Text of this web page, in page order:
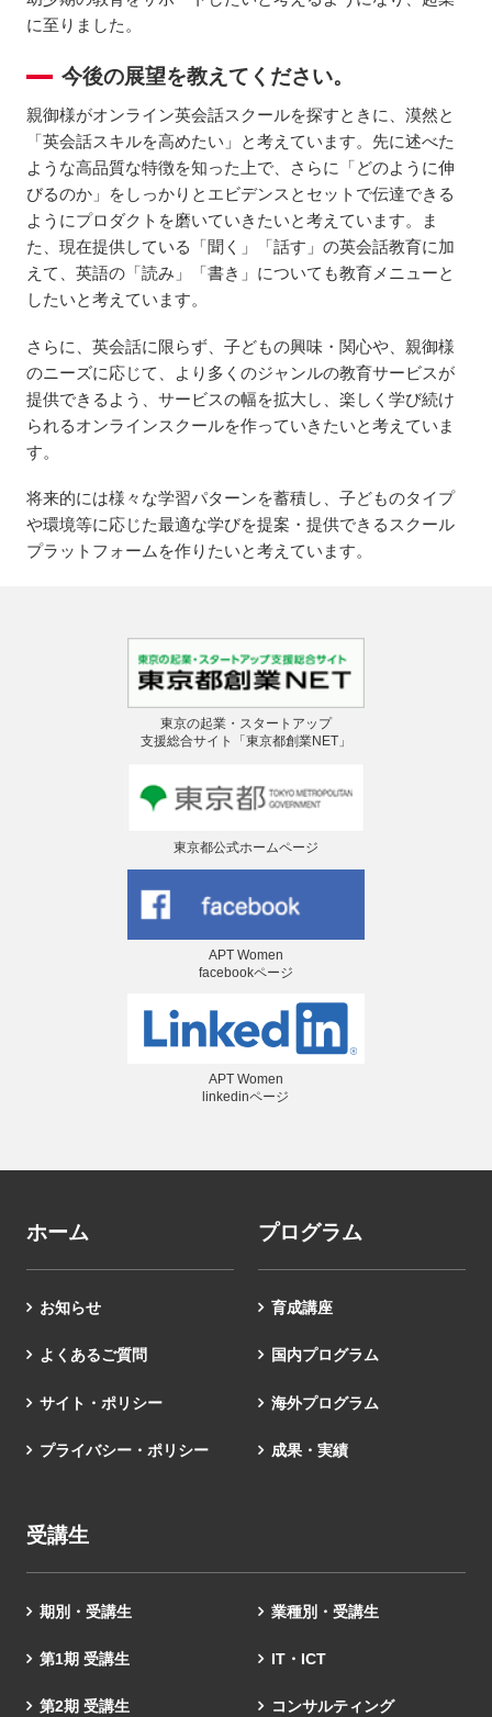
に至りました。
今後の展望を教えてください。
親御様がオンライン英会話スクールを探すときに、漠然と
「英会話スキルを高めたい」と考えています。先に述べた
ような高品質な特徴を知った上で、さらに「どのように伸
びるのか」をしっかりとエビデンスとセットで伝達できる
ようにプロダクトを磨いていきたいと考えています。ま
た、現在提供している「聞く」「話す」の英会話教育に加
えて、英語の「読み」「書き」についても教育メニューと
したいと考えています。
さらに、英会話に限らず、子どもの興味・関心や、親御様
のニーズに応じて、より多くのジャンルの教育サービスが
提供できるよう、サービスの幅を拡大し、楽しく学び続け
られるオンラインスクールを作っていきたいと考えていま
す。
将来的には様々な学習パターンを蓄積し、子どものタイプ
や環境等に応じた最適な学びを提案・提供できるスクール
プラットフォームを作りたいと考えています。
東京の起業・スタートアップ
支援総合サイト「東京都創業NET」
東京都公式ホームページ
APT Women
facebookページ
APT Women
linkedinページ
ホーム
お知らせ
よくあるご質問
サイト・ポリシー
プライバシー・ポリシー
プログラム
育成講座
国内プログラム
海外プログラム
成果・実績
受講生
期別・受講生
第1期 受講生
第2期 受講生
業種別・受講生
IT・ICT
コンサルティング